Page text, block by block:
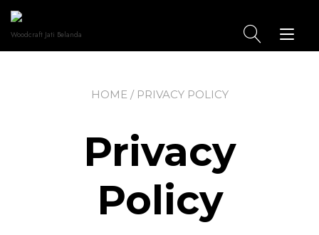
content
Woodcraft Jati Belanda
HOME/ PRIVACY POLICY
Privacy
Policy